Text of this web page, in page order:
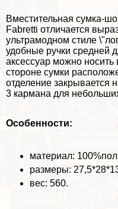
Вместительная сумка-
Fabretti отличается
ультрамодном стиле
удобные ручки средней
аксессуар можно
стороне сумки
отделение закрывается
3 кармана для
Особенности:
материал:
размеры:
вес: 560.